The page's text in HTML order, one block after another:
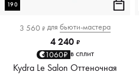
190
3 560 ₽ для бьюти-мастера
4 240 ₽
1060₽ в сплит
Kydra Le Salon Оттеночная